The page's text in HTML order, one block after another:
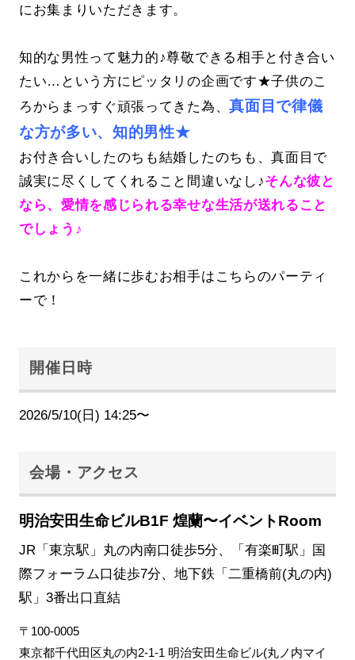
にお集まりいただきます。
知的な男性って魅力的♪尊敬できる相手と付き合い
たい…という方にピッタリの企画です★子供のこ
ろからまっすぐ頑張ってきた為、真面目で律儀
な方が多い、知的男性★
お付き合いしたのちも結婚したのちも、真面目で
誠実に尽くしてくれること間違いなし♪そんな彼と
なら、愛情を感じられる幸せな生活が送れること
でしょう♪
これからを一緒に歩むお相手はこちらのパーティ
ーで！
開催日時
2026/5/10(日) 14:25〜
会場・アクセス
明治安田生命ビルB1F 煌蘭〜イベントRoom
JR「東京駅」丸の内南口徒歩5分、「有楽町駅」国
際フォーラム口徒歩7分、地下鉄「二重橋前(丸の内)
駅」3番出口直結
〒100-0005
東京都千代田区丸の内2-1-1 明治安田生命ビル(丸ノ内マイ